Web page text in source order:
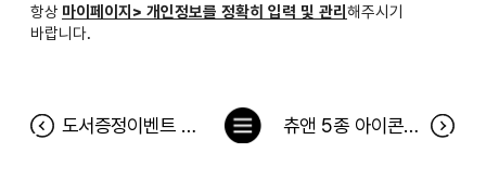
항상 마이페이지> 개인정보를 정확히 입력 및 관리 해주시기
바랍니다.
도서증정이벤트 <라이프 인테리어가 있는 집> 당첨자 츄앤 5종 아이콘 찾기 이벤트 당첨자
목